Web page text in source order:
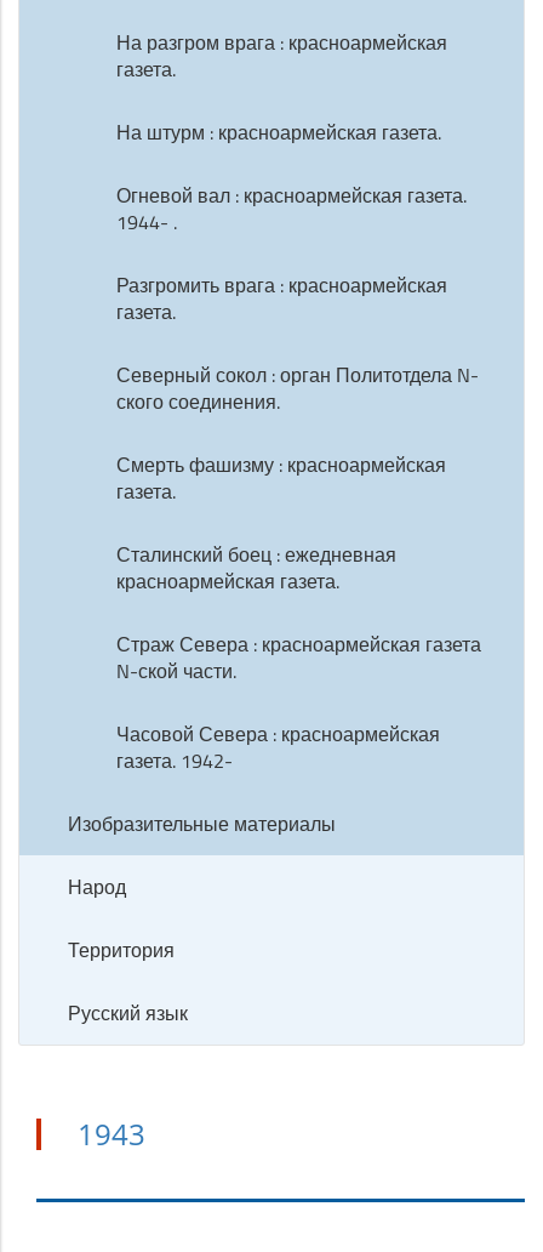
На разгром врага : красноармейская
газета.
На штурм : красноармейская газета.
Огневой вал : красноармейская газета.
1944- .
Разгромить врага : красноармейская
газета.
Северный сокол : орган Политотдела N-
ского соединения.
Смерть фашизму : красноармейская
газета.
Сталинский боец : ежедневная
красноармейская газета.
Страж Севера : красноармейская газета
N-ской части.
Часовой Севера : красноармейская
газета. 1942-
Изобразительные материалы
Народ
Территория
Русский язык
1943